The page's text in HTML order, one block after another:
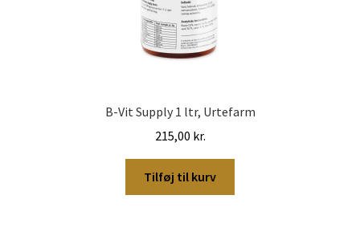
B-Vit Supply 1 ltr, Urtefarm
215,00 kr.
Tilføj til kurv